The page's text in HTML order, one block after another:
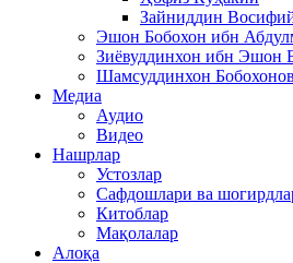
Зайниддин
Эшон Бобохон ибн
Зиёвуддинхон ибн Эшон
Шамсуддинхон Бобохонов
Медиа
Аудио
Видео
Нашрлар
Устозлар
Сафдошлари ва
Китоблар
Мақолалар
Алоқа